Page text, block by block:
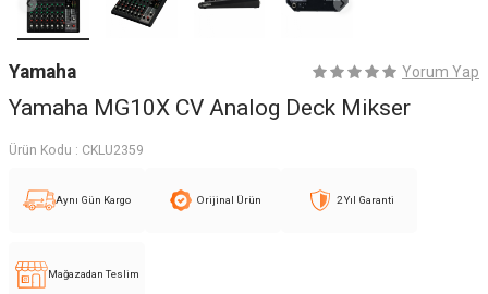
Yamaha Yorum Yap
Yamaha MG10X CV Analog Deck Mikser
Ürün Kodu : CKLU2359
Aynı Gün Kargo Orijinal Ürün 2 Yıl Garanti
Mağazadan Teslim